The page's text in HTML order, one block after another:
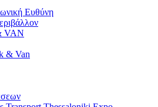
Ευθύνη
VAN
& Van